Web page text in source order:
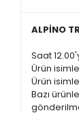
ALPİNO
Saat
Ürün
Ürün
Bazı